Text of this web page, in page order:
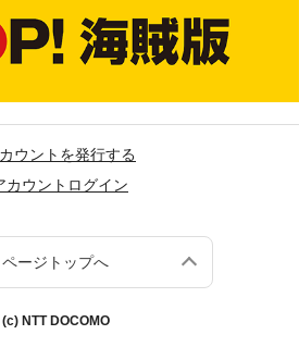
ウントを発行する
カウントログイン
ページトップへ
(c) NTT DOCOMO